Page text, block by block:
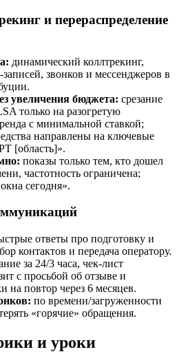
и перераспределение
динамический коллтрекинг,
звонков и мессенджеров в
увеличения бюджета: срезание
только на разогретую
с минимальной ставкой;
направлены на ключевые
[область]».
показы только тем, кто дошел
частотность ограничена;
сегодня».
ответы про подготовку и
контактов и передача оператору.
за 24/3 часа, чек-лист
с просьбой об отзыве и
на повтор через 6 месяцев.
по времени/загруженности
«горячие» обращения.
и уроки